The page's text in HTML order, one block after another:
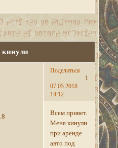
Поделиться
1
07.05.2018
14:12
Всем привет.
Меня кинули
при аренде
авто под